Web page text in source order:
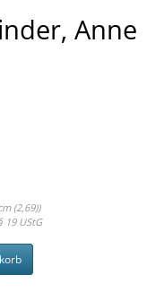
Anne
(2,69))
19 UStG